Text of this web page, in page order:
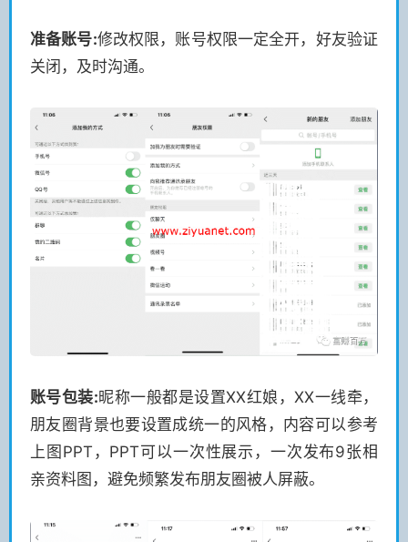
准备账号:修改权限，账号权限一定全开，好友验证
关闭，及时沟通。
账号包装:昵称一般都是设置XX红娘，XX一线牵，
朋友圈背景也要设置成统一的风格，内容可以参考
上图PPT，PPT可以一次性展示，一次发布9张相
亲资料图，避免频繁发布朋友圈被人屏蔽。